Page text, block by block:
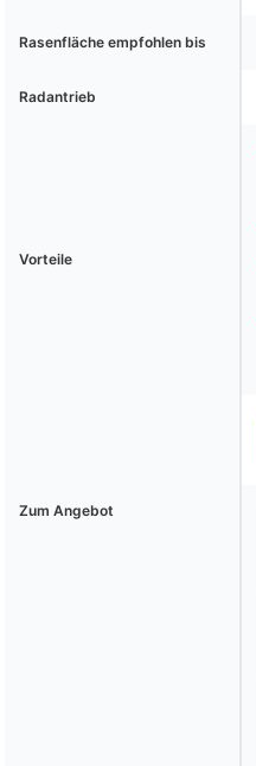
Rasenfläche empfohlen bis
Radantrieb
Vorteile
Zum Angebot